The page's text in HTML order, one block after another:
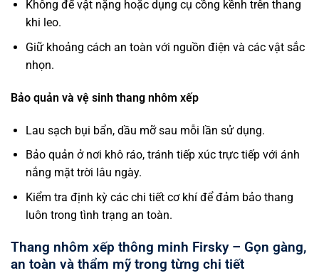
Không để vật nặng hoặc dụng cụ cồng kềnh trên thang
khi leo.
Giữ khoảng cách an toàn với nguồn điện và các vật sắc
nhọn.
Bảo quản và vệ sinh thang nhôm xếp
Lau sạch bụi bẩn, dầu mỡ sau mỗi lần sử dụng.
Bảo quản ở nơi khô ráo, tránh tiếp xúc trực tiếp với ánh
nắng mặt trời lâu ngày.
Kiểm tra định kỳ các chi tiết cơ khí để đảm bảo thang
luôn trong tình trạng an toàn.
Thang nhôm xếp thông minh Firsky – Gọn gàng,
an toàn và thẩm mỹ trong từng chi tiết